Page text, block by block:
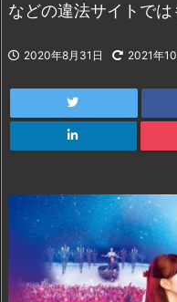
などの違法サイトでは
2020年8月31日 2021年